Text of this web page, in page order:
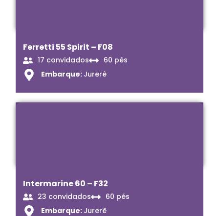
Ferretti 55 Spirit – F08
17 convidados
60 pés
Embarque: Jurerê
Intermarine 60 – F32
23 convidados
60 pés
Embarque: Jurerê